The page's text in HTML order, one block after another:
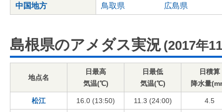
中国地方 鳥取県 広島県
島根県のアメダス実況 (2017年
地点名
日最高
気温(℃)
日最低
気温(℃)
日積算
降水量
松江 16.0 (13:50) 11.3 (24:00) 4.5